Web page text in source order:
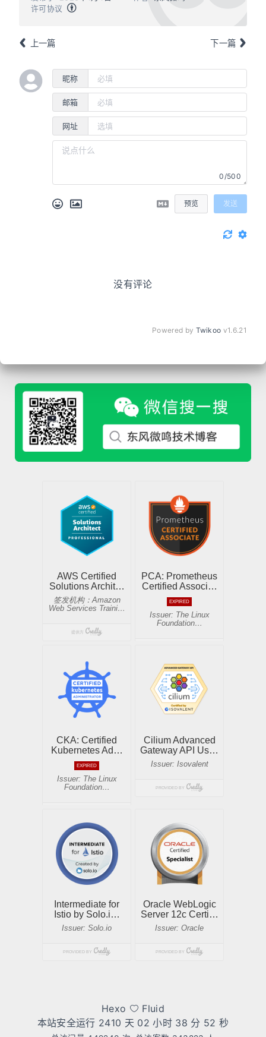
许可协议
上一篇 下一篇
昵称
邮箱
网址
0/500
预览 发送
没有评论
Powered by Twikoo v1.6.21
Hexo
Fluid
本站安全运行 2410 天 02 小时 38 分 52 秒